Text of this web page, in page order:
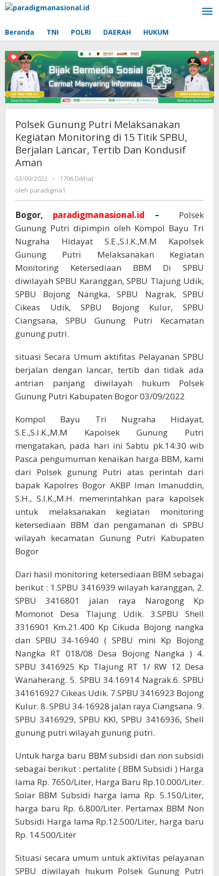
Lewati
Beranda TNI POLRI DAERAH HUKUM
Polsek Gunung Putri Melaksanakan
Kegiatan Monitoring di 15 Titik SPBU,
Berjalan Lancar, Tertib Dan Kondusif
Aman
03/09/2022
oleh
paradigma1
-
1706 Dilihat
oleh paradigma1
Bogor, paradigmanasional.id – Polsek
Gunung Putri dipimpin oleh Kompol Bayu Tri
Nugraha Hidayat S.E.,S.I.K.,M.M Kapolsek
Gunung Putri Melaksanakan Kegiatan
Monitoring Ketersediaan BBM Di SPBU
diwilayah SPBU Karanggan, SPBU Tlajung Udik,
SPBU Bojong Nangka, SPBU Nagrak, SPBU
Cikeas Udik, SPBU Bojong Kulur, SPBU
Ciangsana, SPBU Gunung Putri Kecamatan
gunung putri.
situasi Secara Umum aktifitas Pelayanan SPBU
berjalan dengan lancar, tertib dan tidak ada
antrian panjang diwilayah hukum Polsek
Gunung Putri Kabupaten Bogor 03/09/2022
Kompol Bayu Tri Nugraha Hidayat,
S.E.,S.I.K.,M.M Kapolsek Gunung Putri
mengatakan, pada hari ini Sabtu pk.14:30 wib
Pasca pengumuman kenaikan harga BBM, kami
dari Polsek gunung Putri atas perintah dari
bapak Kapolres Bogor AKBP Iman Imanuddin,
S.H., S.I.K.,M.H. memerintahkan para kapolsek
untuk melaksanakan kegiatan monitoring
ketersediaan BBM dan pengamanan di SPBU
wilayah kecamatan Gunung Putri Kabupaten
Bogor
Dari hasil monitoring ketersediaan BBM sebagai
berikut : 1.SPBU 3416939 wilayah karanggan, 2.
SPBU 3416801 jalan raya Narogong Kp
Momonot Desa Tlajung Udik. 3.SPBU Shell
3316901 Km.21.400 Kp Cikuda Bojong nangka
dan SPBU 34-16940 ( SPBU mini Kp Bojong
Nangka RT 018/08 Desa Bojong Nangka ) 4.
SPBU 3416925 Kp Tlajung RT 1/ RW 12 Desa
Wanaherang. 5. SPBU 34.16914 Nagrak.6. SPBU
341616927 Cikeas Udik. 7.SPBU 3416923 Bojong
Kulur. 8. SPBU 34-16928 jalan raya Ciangsana. 9.
SPBU 3416929, SPBU KKI, SPBU 3416936, Shell
gunung putri wilayah gunung putri.
Untuk harga baru BBM subsidi dan non subsidi
sebagai berikut : pertalite ( BBM Subsidi ) Harga
lama Rp. 7650/Liter, Harga Baru Rp.10.000/Liter.
Solar BBM Subsidi harga lama Rp. 5.150/Liter,
harga baru Rp. 6.800/Liter. Pertamax BBM Non
Subsidi Harga lama Rp.12.500/Liter, harga baru
Rp. 14.500/Liter
Situasi secara umum untuk aktivitas pelayanan
SPBU diwilayah hukum Polsek Gunung Putri